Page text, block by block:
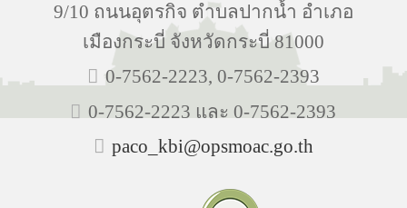
9/10 ถนนอุตรกิจ ตำบลปากน้ำ อำเภอ
เมืองกระบี่ จังหวัดกระบี่ 81000
0-7562-2223, 0-7562-2393
0-7562-2223 และ 0-7562-2393
paco_kbi@opsmoac.go.th